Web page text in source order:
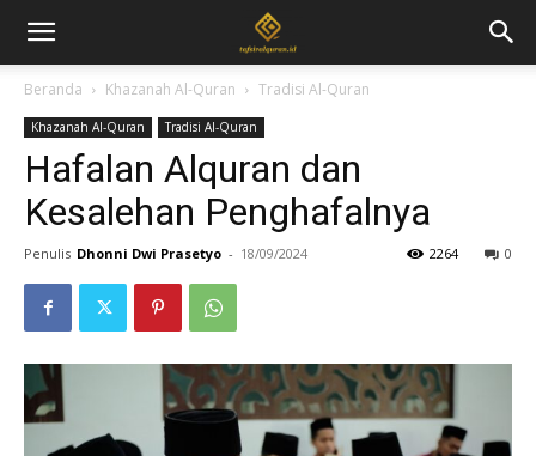
Beranda Khazanah Al-Quran Tradisi Al-Quran
Khazanah Al-Quran Tradisi Al-Quran
Hafalan Alquran dan
Kesalehan Penghafalnya
Penulis Dhonni Dwi Prasetyo - 18/09/2024 0
2264